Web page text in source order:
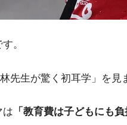
。
先生が驚く初耳学」を見
は 「教育費は子どもにも